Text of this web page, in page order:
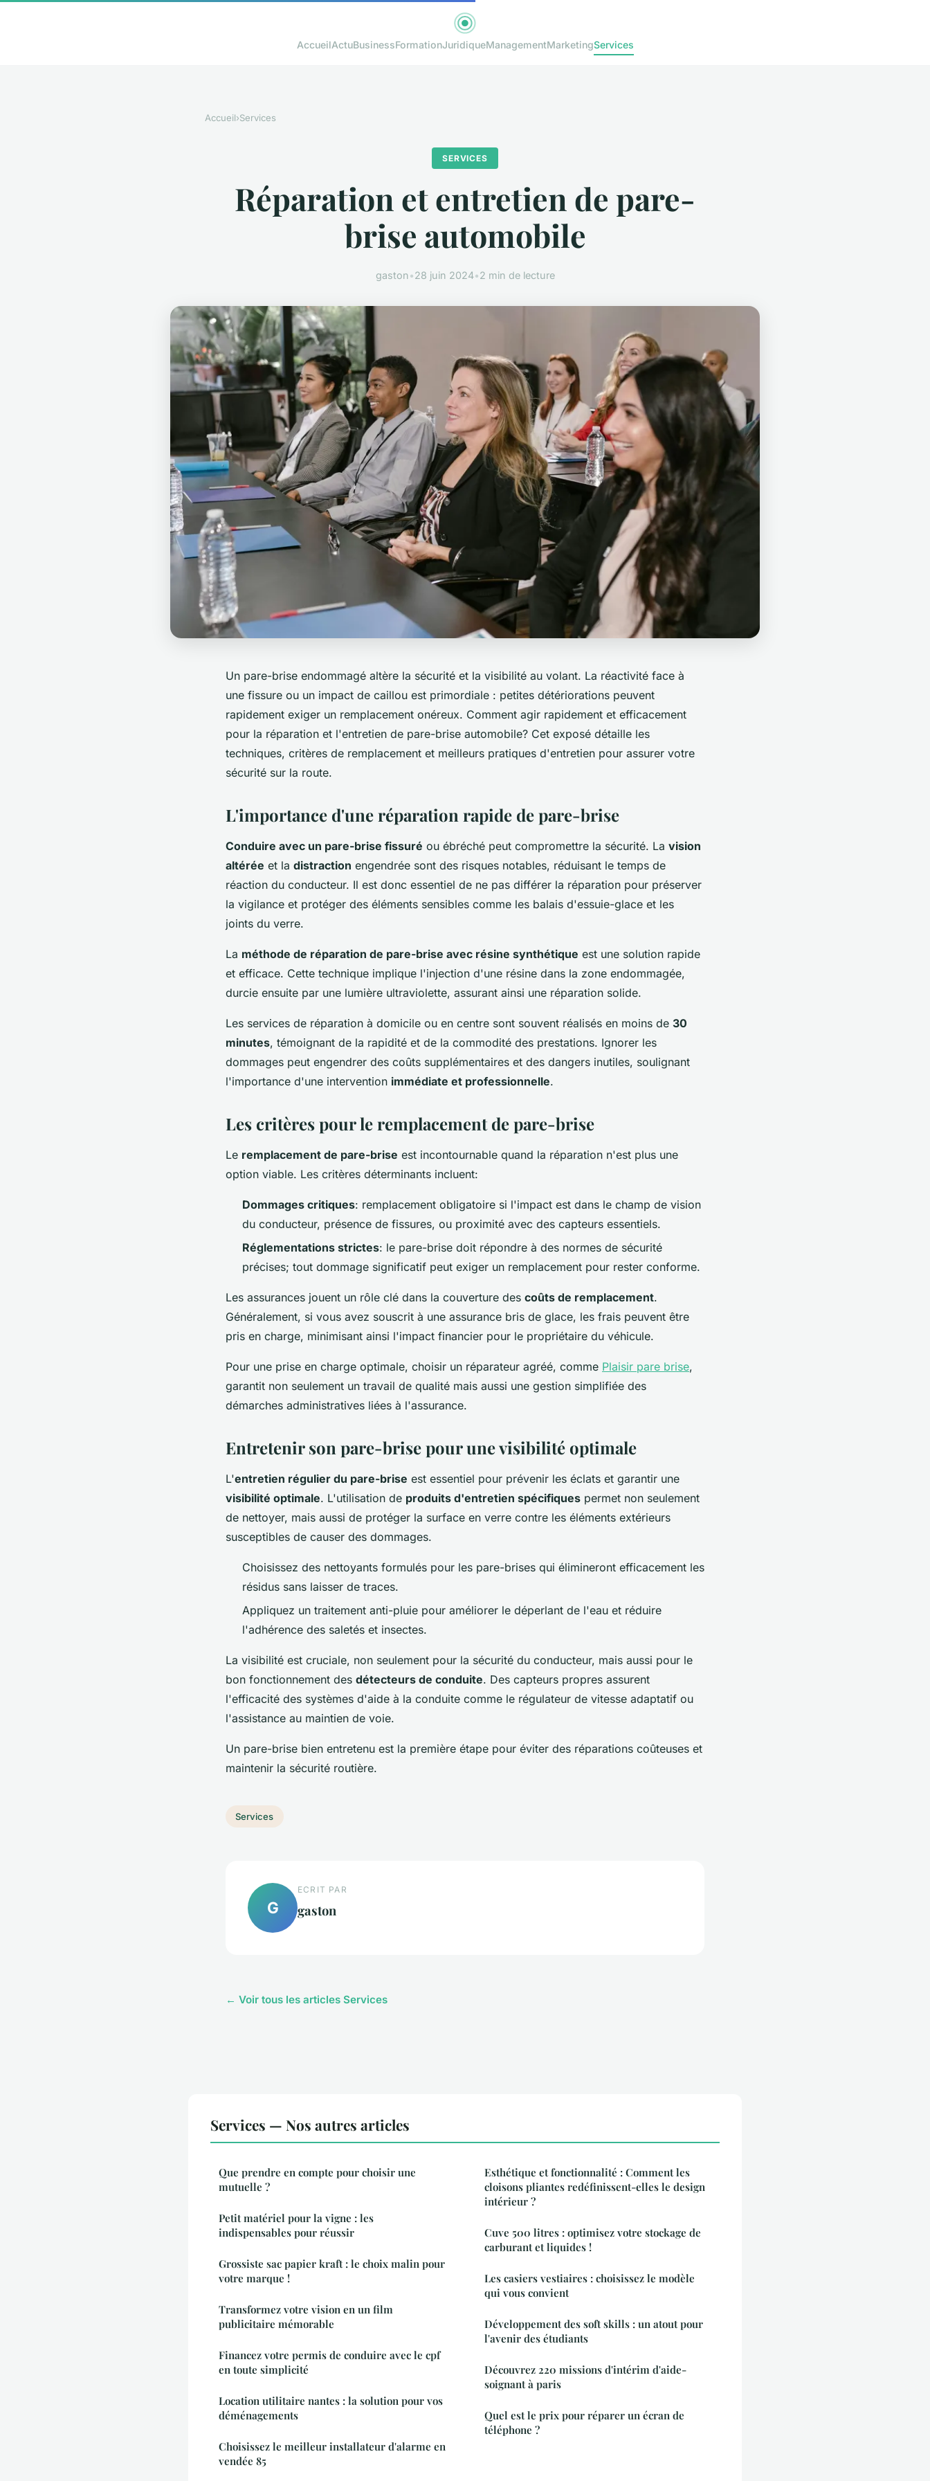
AccueilActuBusinessFormationJuridiqueManagementMarketingServices
Accueil›Services
SERVICES
Réparation et entretien de pare-
brise automobile
gaston•28 juin 2024•2 min de lecture
Un pare-brise endommagé altère la sécurité et la visibilité au volant. La réactivité face à
une fissure ou un impact de caillou est primordiale : petites détériorations peuvent
rapidement exiger un remplacement onéreux. Comment agir rapidement et efficacement
pour la réparation et l'entretien de pare-brise automobile? Cet exposé détaille les
techniques, critères de remplacement et meilleurs pratiques d'entretien pour assurer votre
sécurité sur la route.
L'importance d'une réparation rapide de pare-brise
Conduire avec un pare-brise fissuré ou ébréché peut compromettre la sécurité. La vision
altérée et la distraction engendrée sont des risques notables, réduisant le temps de
réaction du conducteur. Il est donc essentiel de ne pas différer la réparation pour préserver
la vigilance et protéger des éléments sensibles comme les balais d'essuie-glace et les
joints du verre.
La méthode de réparation de pare-brise avec résine synthétique est une solution rapide
et efficace. Cette technique implique l'injection d'une résine dans la zone endommagée,
durcie ensuite par une lumière ultraviolette, assurant ainsi une réparation solide.
Les services de réparation à domicile ou en centre sont souvent réalisés en moins de 30
minutes, témoignant de la rapidité et de la commodité des prestations. Ignorer les
dommages peut engendrer des coûts supplémentaires et des dangers inutiles, soulignant
l'importance d'une intervention immédiate et professionnelle.
Les critères pour le remplacement de pare-brise
Le remplacement de pare-brise est incontournable quand la réparation n'est plus une
option viable. Les critères déterminants incluent:
Dommages critiques: remplacement obligatoire si l'impact est dans le champ de vision
du conducteur, présence de fissures, ou proximité avec des capteurs essentiels.
Réglementations strictes: le pare-brise doit répondre à des normes de sécurité
précises; tout dommage significatif peut exiger un remplacement pour rester conforme.
Les assurances jouent un rôle clé dans la couverture des coûts de remplacement.
Généralement, si vous avez souscrit à une assurance bris de glace, les frais peuvent être
pris en charge, minimisant ainsi l'impact financier pour le propriétaire du véhicule.
Pour une prise en charge optimale, choisir un réparateur agréé, comme Plaisir pare brise,
garantit non seulement un travail de qualité mais aussi une gestion simplifiée des
démarches administratives liées à l'assurance.
Entretenir son pare-brise pour une visibilité optimale
L'entretien régulier du pare-brise est essentiel pour prévenir les éclats et garantir une
visibilité optimale. L'utilisation de produits d'entretien spécifiques permet non seulement
de nettoyer, mais aussi de protéger la surface en verre contre les éléments extérieurs
susceptibles de causer des dommages.
Choisissez des nettoyants formulés pour les pare-brises qui élimineront efficacement les
résidus sans laisser de traces.
Appliquez un traitement anti-pluie pour améliorer le déperlant de l'eau et réduire
l'adhérence des saletés et insectes.
La visibilité est cruciale, non seulement pour la sécurité du conducteur, mais aussi pour le
bon fonctionnement des détecteurs de conduite. Des capteurs propres assurent
l'efficacité des systèmes d'aide à la conduite comme le régulateur de vitesse adaptatif ou
l'assistance au maintien de voie.
Un pare-brise bien entretenu est la première étape pour éviter des réparations coûteuses et
maintenir la sécurité routière.
Services
G
ECRIT PAR
gaston
← Voir tous les articles Services
Services — Nos autres articles
Que prendre en compte pour choisir une
mutuelle ?
Petit matériel pour la vigne : les
indispensables pour réussir
Grossiste sac papier kraft : le choix malin pour
votre marque !
Transformez votre vision en un film
publicitaire mémorable
Financez votre permis de conduire avec le cpf
en toute simplicité
Location utilitaire nantes : la solution pour vos
déménagements
Choisissez le meilleur installateur d'alarme en
vendée 85
Esthétique et fonctionnalité : Comment les
cloisons pliantes redéfinissent-elles le design
intérieur ?
Cuve 500 litres : optimisez votre stockage de
carburant et liquides !
Les casiers vestiaires : choisissez le modèle
qui vous convient
Développement des soft skills : un atout pour
l'avenir des étudiants
Découvrez 220 missions d'intérim d'aide-
soignant à paris
Quel est le prix pour réparer un écran de
téléphone ?